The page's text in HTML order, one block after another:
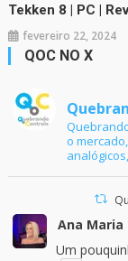
Tekken 8 | PC |
fevereiro 22, 2024
QOC NO X
o
Ana Maria
Um